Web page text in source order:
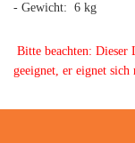
- Gewicht: 6 kg
Bitte beachten: Dieser
geeignet, er eignet